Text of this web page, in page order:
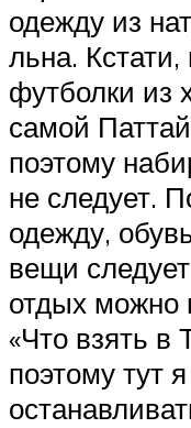
одежду из
льна.
футболки из
самой
поэтому
не следует.
одежду,
вещи
отдых можно
«Что взять в
поэтому тут